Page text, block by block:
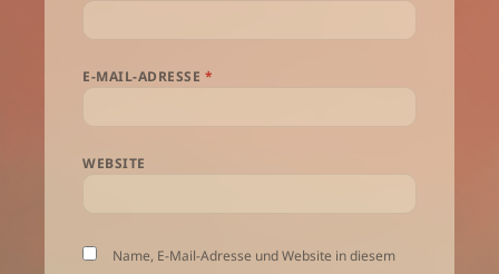
E-MAIL-ADRESSE *
WEBSITE
Name, E-Mail-Adresse und Website in diesem